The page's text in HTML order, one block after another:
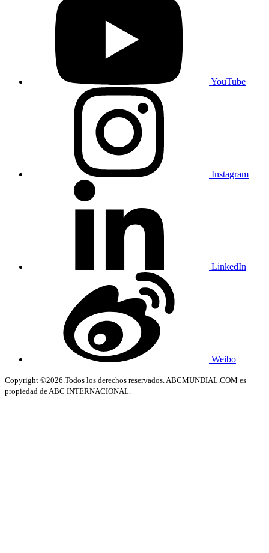
YouTube
Instagram
LinkedIn
Weibo
Copyright ©2026.Todos los derechos reservados. ABCMUNDIAL.COM es
propiedad de ABC INTERNACIONAL.